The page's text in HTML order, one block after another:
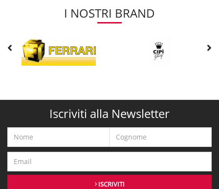
I NOSTRI BRAND
Iscriviti alla Newsletter
ISCRIVITI